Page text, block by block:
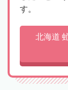
す。
北海道